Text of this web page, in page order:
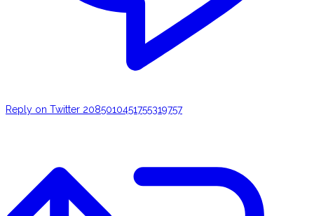
Reply on Twitter 2085010451755319757